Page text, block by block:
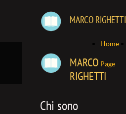
MARCO RIGHETTI
Home
Page
MARCO
RIGHETTI
Chi sono